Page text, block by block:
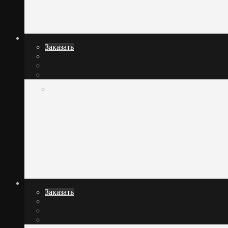
Заказать
Заказать